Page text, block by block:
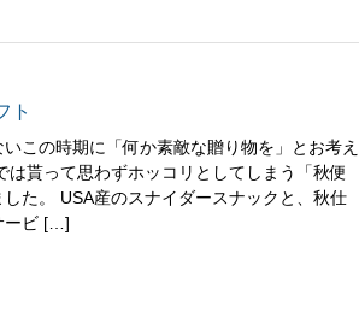
ト
この時期に「何か素敵な贈り物を」とお考え
は貰って思わずホッコリとしてしまう「秋便
た。 USA産のスナイダースナックと、秋仕
ービ […]